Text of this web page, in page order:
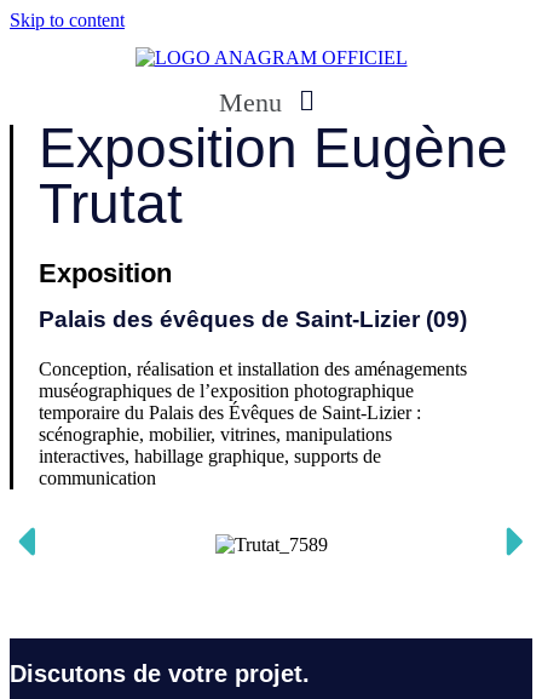
Skip to content
Menu
Exposition Eugène
Trutat
Exposition
Palais des évêques de Saint-Lizier (09)
Conception, réalisation et installation des aménagements
muséographiques de l’exposition photographique
temporaire du Palais des Évêques de Saint-Lizier :
scénographie, mobilier, vitrines, manipulations
interactives, habillage graphique, supports de
communication
Discutons de votre projet.